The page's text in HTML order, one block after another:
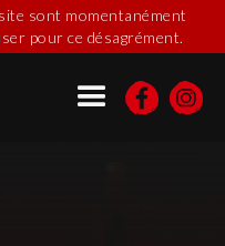
sont momentanément
pour ce désagrément.